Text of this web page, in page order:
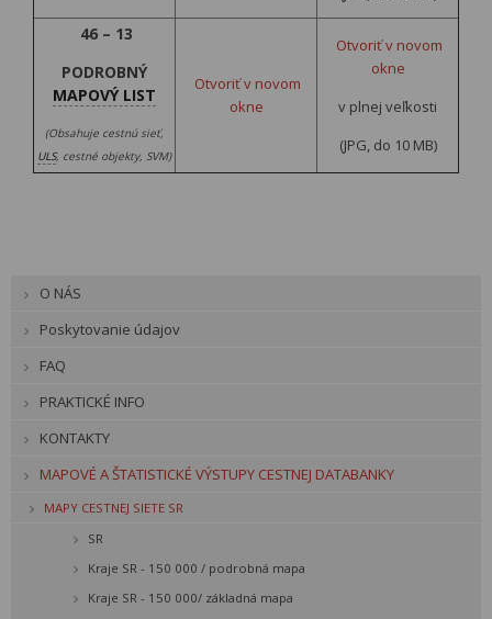
46 – 13
PODROBNÝ
MAPOVÝ LIST
(Obsahuje cestnú sieť,
ULS, cestné objekty, SVM)
Otvoriť v novom
okne
Otvoriť v novom
okne
v plnej veľkosti
(JPG, do 10 MB)
O NÁS
Poskytovanie údajov
FAQ
PRAKTICKÉ INFO
KONTAKTY
MAPOVÉ A ŠTATISTICKÉ VÝSTUPY CESTNEJ DATABANKY
MAPY CESTNEJ SIETE SR
SR
Kraje SR - 150 000 / podrobná mapa
Kraje SR - 150 000/ základná mapa